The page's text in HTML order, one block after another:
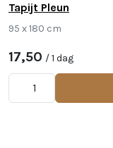
Tapijt Pleun
95 x 180 cm
17,50 / 1 dag